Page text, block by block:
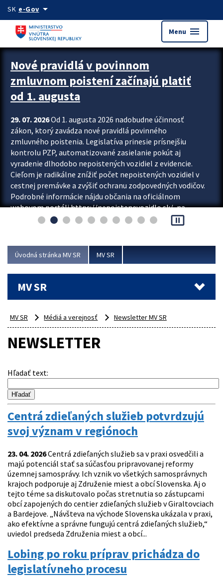
Preskocit na hlavný obsah
SK e-Govarrow_drop_down
Menu menu
Zastavit automatický posun upútavok
Nové pravidlá v povinnom
zmluvnom poistení začínajú platiť
od 1. augusta
29. 07. 2026Od 1. augusta 2026 nadobudne účinnosť
zákon, ktorý zavádza nové pravidlá povinného
zmluvného poistenia. Legislatíva prinesie prísnejšiu
kontrolu PZP, automatizované zasielanie pokút aj
vyradenie dlhodobo nepoistených vozidiel z evidencie.
Cieľom je radikálne znížiť počet nepoistených vozidiel v
cestnej premávke a zvýšiť ochranu zodpovedných vodičov.
Podrobné informácie nájdu občania na oficiálnom
webovom portáli https://nepoistenevozidlo.sk/, na
ktorom od augusta pribudne aj možnosť overiť si...
pause_presentation
Úvodná stránka MV SR MV SR
MV SR
MV SR Médiá a verejnosť Newsletter MV SR
NEWSLETTER
Hľadať text:
Centrá zdieľaných služieb potvrdzujú
svoj význam v regiónoch
23. 04. 2026Centrá zdieľaných služieb sa v praxi osvedčili a
majú potenciál stať sa súčasťou pripravovanej reformy
územnej samosprávy. Ich vznik vo všetkých samosprávnych
krajoch podporuje aj Združenie miest a obcí Slovenska. Aj o
tejto téme sa diskutovalo počas stretnutia so zástupcami
obcí zapojených do centier zdieľaných služieb v Giraltovciach
a Bardejove. „Návšteva na východe Slovenska ukázala v praxi,
ako efektívne a správne fungujú centrá zdieľaných služieb,“
uviedol predseda Združenia miest a obcí...
Lobing po roku príprav prichádza do
legislatívneho procesu